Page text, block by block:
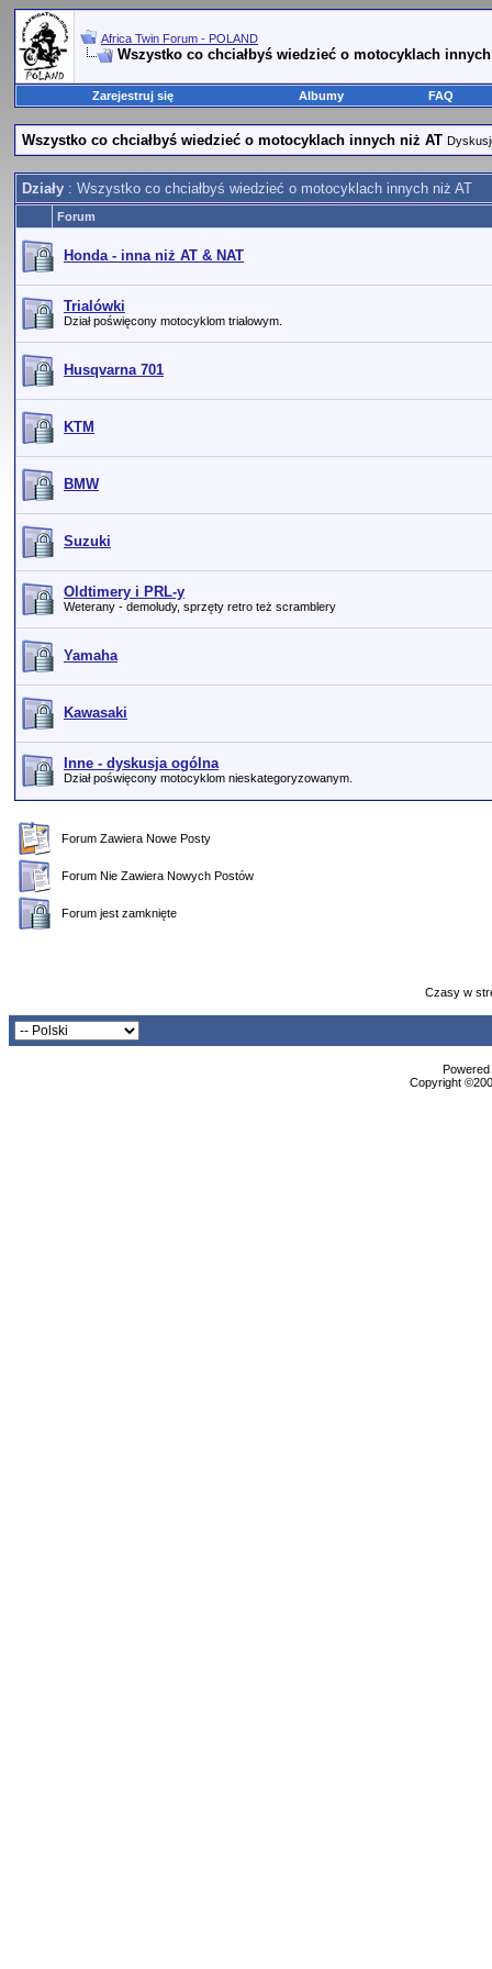
Africa Twin Forum - POLAND
Wszystko co chciałbyś wiedzieć o motocyklach
Zarejestruj się Albumy FAQ
Wszystko co chciałbyś wiedzieć o motocyklach innych niż AT
Działy : Wszystko co chciałbyś wiedzieć o motocyklach innych niż AT
Forum
Honda - inna niż AT & NAT
Trialówki
Dział poświęcony motocyklom trialowym.
Husqvarna 701
KTM
BMW
Suzuki
Oldtimery i PRL-y
Weterany - demoludy, sprzęty retro też scramblery
Yamaha
Kawasaki
Inne - dyskusja ogólna
Dział poświęcony motocyklom nieskategoryzowanym.
Forum Zawiera Nowe Posty
Forum Nie Zawiera Nowych Postów
Forum jest zamknięte
Czasy w
Copyright